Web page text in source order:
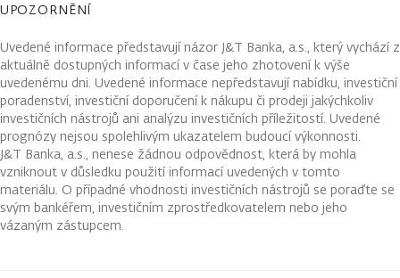
UPOZORNĚNÍ
Uvedené informace představují názor J&T Banka, a.s., který vychází z
aktuálně dostupných informací v čase jeho zhotovení k výše
uvedenému dni. Uvedené informace nepředstavují nabídku, investiční
poradenství, investiční doporučení k nákupu či prodeji jakýchkoliv
investičních nástrojů ani analýzu investičních příležitostí. Uvedené
prognózy nejsou spolehlivým ukazatelem budoucí výkonnosti.
J&T Banka, a.s., nenese žádnou odpovědnost, která by mohla
vzniknout v důsledku použití informací uvedených v tomto
materiálu. O případné vhodnosti investičních nástrojů se poraďte se
svým bankéřem, investičním zprostředkovatelem nebo jeho
vázaným zástupcem.